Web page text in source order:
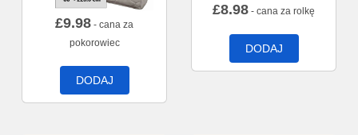
£9.98 - cana za
pokorowiec
DODAJ
£8.98 - cana za rolkę
DODAJ